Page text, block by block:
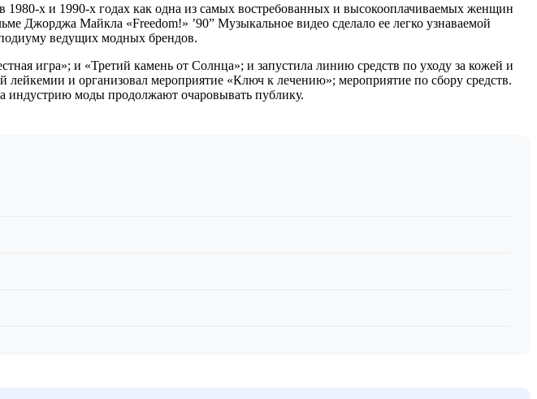
х и 1990-х годах как одна из самых востребованных и высокооплачиваемых женщин
Джорджа Майкла «Freedom!» ’90” Музыкальное видео сделало ее легко узнаваемой
ведущих модных брендов.
игра»; и «Третий камень от Солнца»; и запустила линию средств по уходу за кожей и
лейкемии и организовал мероприятие «Ключ к лечению»; мероприятие по сбору средств.
индустрию моды продолжают очаровывать публику.